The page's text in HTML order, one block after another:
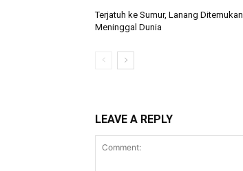
Terjatuh ke Sumur, Lanang Ditemukan
Meninggal Dunia
LEAVE A REPLY